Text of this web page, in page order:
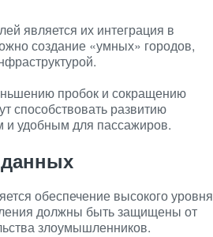
является их интеграция в
создание «умных» городов,
пробок и сокращению
способствовать развитию
и удобным для пассажиров.
обеспечение высокого уровня
должны быть защищены от
злоумышленников.